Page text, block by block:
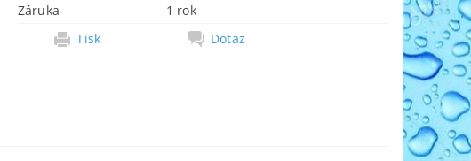
Záruka
1 rok
Tisk
Dotaz